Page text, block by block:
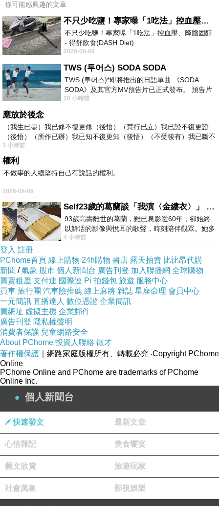
KOKKO摩登黑白配?經典竹節飾釦拼接內增高楔
型跟鞋 - 精緻黑
釦與鞋面拼
接，帶來春
天甜美的氣
息的OL鞋
款，
心機楔型內
增高，悄悄
拉長小腿的
黃金比例。
真皮製舒適
鞋墊，集結
服貼、舒壓
三大特色，
從裡到外全
真皮設計，
不但保有流
行元素，也
你可能感興趣的文章
不只少吃鹽！專家曝「1吃法」控血壓、降膽固醇 - 得舒飲食(DASH Diet)
不只少吃鹽！專家曝「1吃法」控血壓、降膽固醇
- 得舒飲食(DASH Diet)
https://www.facebook.com/dietitiansophia/
posts/157966
2026-08-08
TWS (투어스) SODA SODA
TWS (투어스)*即將推出的日語單曲 《SODA
SODA》及其官方MV預告片已正式發布。 預告片
一經發布， 就引發了粉絲們對這次夏季回
20 小時前
應放於後念
（我生已盡）我已修不復更修（後悟）（梵行已立）我已證不復更證
（後悟）（所作已辦）我已知不復更知（後悟）（不受後有）我已斷不
復
3 小時前
權利
不做事的人總堅持自己有說話的權利。
2026-08-08
Self23歲的葛蘭談「我演〈金縷衣〉」 #戀上老電影 #粟子 #葛蘭
93歲高壽離世的葛蘭，雖已息影逾60年，卻始終
以鮮活的影像與悅耳的歌聲，時刻陪伴觀眾。她多
才多藝、陽光開朗的形象，不僅保留在電影
4 小時前
登入 註冊
PChome首頁 線上購物 24h購物 書店 露天拍賣 比比昂代購
新聞 /氣象 股市 個人新聞台 廣告刊登 加入聯播網 全球購物
買賣租屋 支付連 國際連 Pi 拍錢包 旅遊 服務中心
買車 旅行團 汽車險推薦 線上麻將 雜誌 星座命理 會員中心
一元簡訊 直播達人 數位憑證 企業簡訊
買網址 虛擬主機 企業郵件
廣告刊登 隱私權聲明
消費者保護 兒童網路安全
About PChome 投資人聯絡 徵才
著作權保護 ｜網路家庭版權所有、轉載必究 ‧Copyright PChome
Online
PChome Online and PChome are trademarks of PChome
Online Inc.
個人新聞台
快速發文 最新文章
心情雜記 美食饗宴
藝文欣賞 旅遊玩家
社會萬象 影視娛樂